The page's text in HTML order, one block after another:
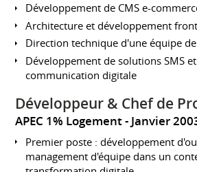
Développement de CMS e-
Architecture et développement
Direction technique d'une équipe
Développement de solutions SMS
communication digitale
Développeur & Chef de
APEC 1% Logement Janvier
Premier poste : développement
management d'équipe dans un